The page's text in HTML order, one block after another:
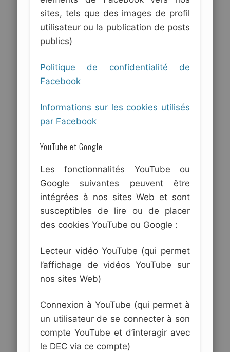
sites, tels que des images de profil
utilisateur ou la publication de posts
publics)
Politique de confidentialité de
Facebook
Informations sur les cookies utilisés
par Facebook
YouTube et Google
Les fonctionnalités YouTube ou
Google suivantes peuvent être
intégrées à nos sites Web et sont
susceptibles de lire ou de placer
des cookies YouTube ou Google :
Lecteur vidéo YouTube (qui permet
l’affichage de vidéos YouTube sur
nos sites Web)
Connexion à YouTube (qui permet à
un utilisateur de se connecter à son
compte YouTube et d’interagir avec
le DEC via ce compte)